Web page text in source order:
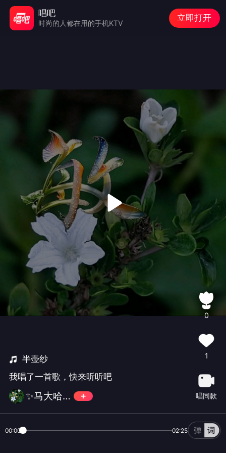
半壶纱
我唱了一首歌，快来听听吧
✨马大哈✨💪💪
0
1
唱同款
00:00 02:25
唱吧
时尚的人都在用的手机KTV
立即打开